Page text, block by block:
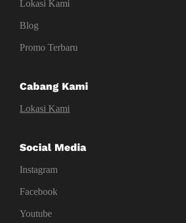
Lokasi Kami
Blog
Promo Terbaru
Cabang Kami
Lokasi Kami
Social Media
Instagram
Facebook
Youtube